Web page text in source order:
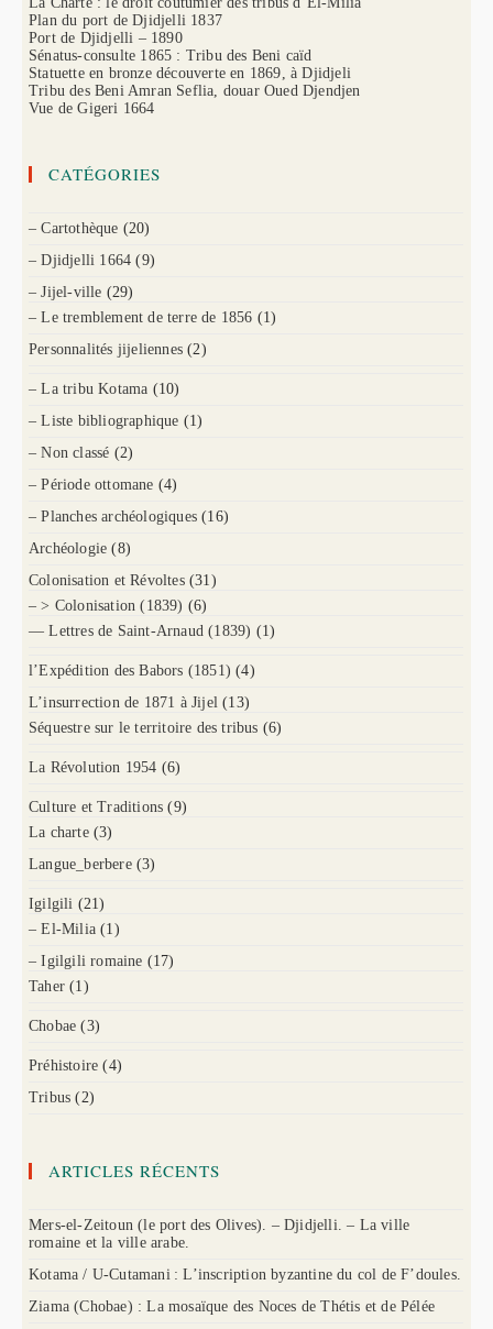
Plan du port de Djidjelli 1837
Port de Djidjelli – 1890
Sénatus-consulte 1865 : Tribu des Beni caïd
Statuette en bronze découverte en 1869, à Djidjeli
Tribu des Beni Amran Seflia, douar Oued Djendjen
Vue de Gigeri 1664
CATÉGORIES
– Cartothèque (20)
– Djidjelli 1664 (9)
– Jijel-ville (29)
– Le tremblement de terre de 1856 (1)
Personnalités jijeliennes (2)
– La tribu Kotama (10)
– Liste bibliographique (1)
– Non classé (2)
– Période ottomane (4)
– Planches archéologiques (16)
Archéologie (8)
Colonisation et Révoltes (31)
– > Colonisation (1839) (6)
— Lettres de Saint-Arnaud (1839) (1)
l’Expédition des Babors (1851) (4)
L’insurrection de 1871 à Jijel (13)
Séquestre sur le territoire des tribus (6)
La Révolution 1954 (6)
Culture et Traditions (9)
La charte (3)
Langue_berbere (3)
Igilgili (21)
– El-Milia (1)
– Igilgili romaine (17)
Taher (1)
Chobae (3)
Préhistoire (4)
Tribus (2)
ARTICLES RÉCENTS
Mers-el-Zeitoun (le port des Olives). – Djidjelli. – La ville
romaine et la ville arabe.
Kotama / U-Cutamani : L’inscription byzantine du col de F’doules.
Ziama (Chobae) : La mosaïque des Noces de Thétis et de Pélée